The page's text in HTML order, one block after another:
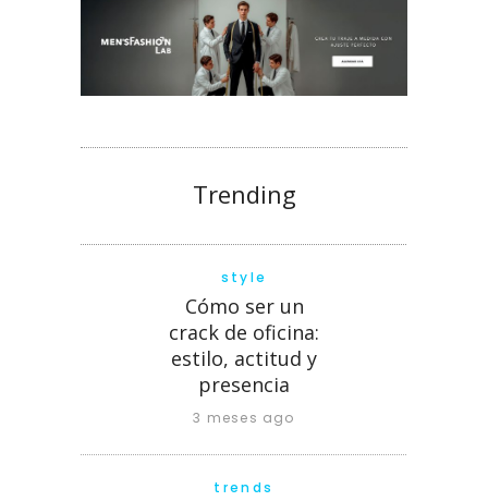
Trending
style
Cómo ser un
crack de oficina:
estilo, actitud y
presencia
3 meses ago
trends